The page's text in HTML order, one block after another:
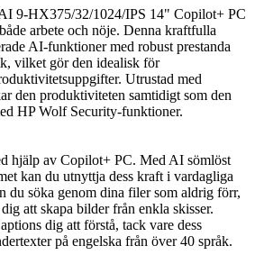
9-HX375/32/1024/IPS 14" Copilot+ PC
arbete och nöje. Denna kraftfulla
AI-funktioner med robust prestanda
vilket gör den idealisk för
Utrustad med
den produktiviteten samtidigt som den
HP Wolf Security-funktioner.
hjälp av Copilot+ PC. Med AI sömlöst
kan du utnyttja dess kraft i vardagliga
du söka genom dina filer som aldrig förr,
att skapa bilder från enkla skisser.
dig att förstå, tack vare dess
på engelska från över 40 språk.